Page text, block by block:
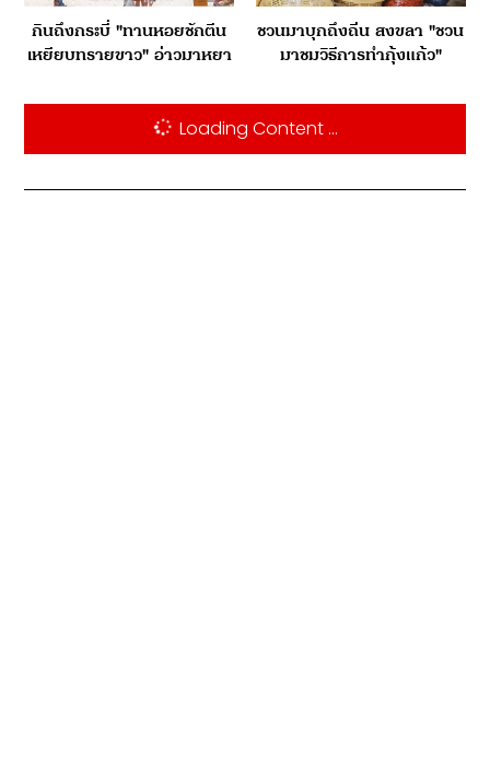
กินถึงกระบี่ "ทานหอยชักตีน
เหยียบทรายขาว" อ่าวมาหยา
ชวนมาบุกถึงถิ่น สงขลา "ชวน
มาชมวิธีการทำกุ้งแก้ว"
Loading Content ...